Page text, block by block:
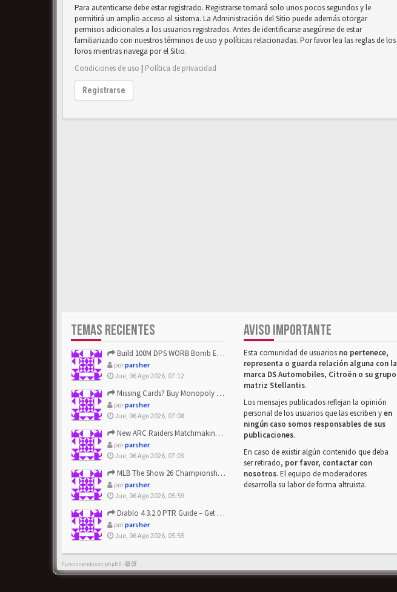
Para autenticarse debe estar registrado. Registrarse tomará solo unos pocos segundos y le
permitirá un amplio acceso al sistema. La Administración del Sitio puede además otorgar
permisos adicionales a los usuarios registrados. Antes de identificarse asegúrese de estar
familiarizado con nuestros términos de uso y políticas relacionadas. Por favor lea las reglas de los
foros mientras navega por el Sitio.
Condiciones de uso | Política de privacidad
Registrarse
TEMAS RECIENTES
Build 100M DPS WORB Bomb Elementalist Fast - Grab POE Curren...
porparsher
Jue, 06 Ago 2026, 07:12
Missing Cards? Buy Monopoly Go Happy Harvest with Looney Tun...
porparsher
Jue, 06 Ago 2026, 07:08
New ARC Raiders Matchmaking Update: Stop Failed - Grab Bluep...
porparsher
Jue, 06 Ago 2026, 07:03
MLB The Show 26 Championship Series Update! Get Cheap & ...
porparsher
Jue, 06 Ago 2026, 05:59
Diablo 4 3.2.0 PTR Guide – Get 8% Off Items Quickly to Test ...
porparsher
Jue, 06 Ago 2026, 05:55
AVISO IMPORTANTE
Esta comunidad de usuarios no pertenece,
representa o guarda relación alguna con la
marca DS Automobiles, Citroën o su grupo
matriz Stellantis.
Los mensajes publicados reflejan la opinión
personal de los usuarios que las escriben yen
ningún caso somos responsables de sus
publicaciones.
En caso de existir algún contenido que deba
ser retirado, por favor, contactar con
nosotros. El equipo de moderadores
desarrolla su labor de forma altruista.
Funcionando con phpBB -